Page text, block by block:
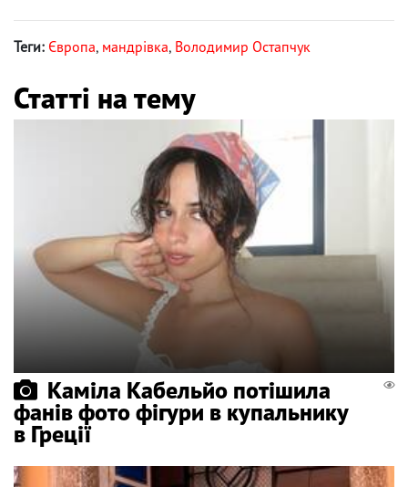
Теги: Європа, мандрівка, Володимир Остапчук
Статті на тему
Каміла Кабельйо потішила
фанів фото фігури в купальнику
в Греції